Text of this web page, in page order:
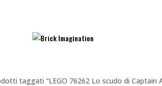
taggati “LEGO 76262 Lo scudo di Captain